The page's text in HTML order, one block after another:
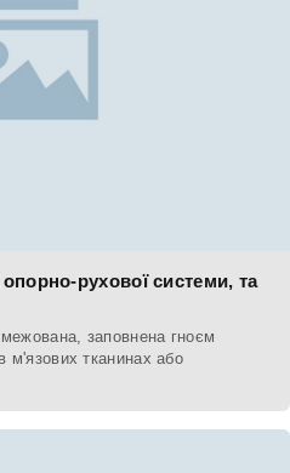
рухової системи, та
заповнена гноєм
м'язових тканинах або